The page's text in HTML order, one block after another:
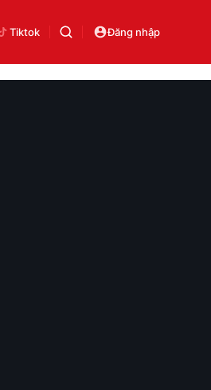
Tiktok Đăng nhập